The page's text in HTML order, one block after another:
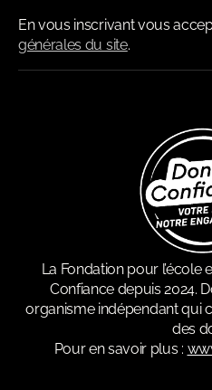
En vous inscrivant vous
générales du site.
La Fondation pour l’école
Confiance depuis 2024.
organisme indépendant qui
des
Pour en savoir plus :